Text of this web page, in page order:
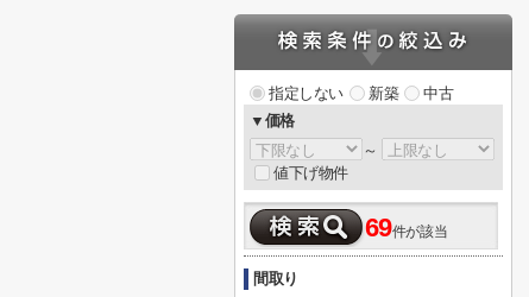
指定しない 新築
中古
▼価格
～
値下げ物件
69件が該当
間取り